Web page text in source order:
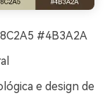
#4B3A2A
e design de